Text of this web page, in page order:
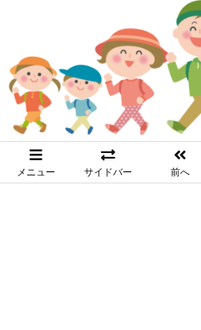
メニュー サイドバー 前へ